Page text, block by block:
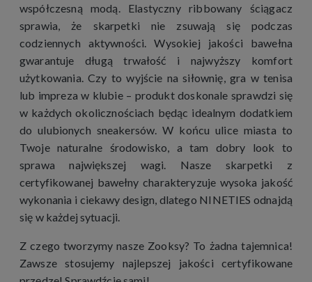
współczesną modą. Elastyczny ribbowany ściągacz
sprawia, że skarpetki nie zsuwają się podczas
codziennych aktywności. Wysokiej jakości bawełna
gwarantuje długą trwałość i najwyższy komfort
użytkowania. Czy to wyjście na siłownię, gra w tenisa
lub impreza w klubie – produkt doskonale sprawdzi się
w każdych okolicznościach będąc idealnym dodatkiem
do ulubionych sneakersów. W końcu ulice miasta to
Twoje naturalne środowisko, a tam dobry look to
sprawa największej wagi. Nasze skarpetki z
certyfikowanej bawełny charakteryzuje wysoka jakość
wykonania i ciekawy design, dlatego NINETIES odnajdą
się w każdej sytuacji.
Z czego tworzymy nasze Zooksy? To żadna tajemnica!
Zawsze stosujemy najlepszej jakości certyfikowane